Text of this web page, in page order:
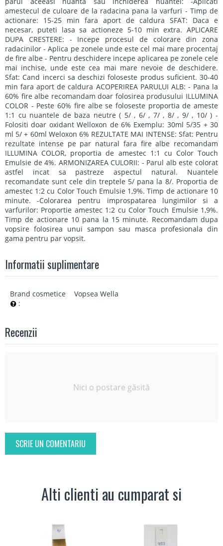
amestecul de culoare de la radacina pana la varfuri - Timp de
actionare: 15-25 min fara aport de caldura SFAT: Daca e
necesar, puteti lasa sa actioneze 5-10 min extra. APLICARE
DUPA CRESTERE: - Incepe procesul de colorare din zona
radacinilor - Aplica pe zonele unde este cel mai mare procentaj
de fire albe - Pentru deschidere incepe aplicarea pe zonele cele
mai inchise, unde este cea mai mare nevoie de deschidere.
Sfat: Cand incerci sa deschizi foloseste produs suficient. 30-40
min fara aport de caldura ACOPERIREA PARULUI ALB: - Pana la
60% fire albe recomandam doar folosirea produsului ILLUMINA
COLOR - Peste 60% fire albe se foloseste proportia de ameste
1:1 cu nuantele de baza neutre ( 5/ , 6/ , 7/ , 8/ , 9/ , 10/ ) -
Folositi doar oxidant Welloxon de 6% Exemplu: 30ml 5/35 + 30
ml 5/ + 60ml Weloxon 6% REZULTATE MAI INTENSE: Sfat: Pentru
rezultate intense pe par natural fara fire albe recomandam
ILLUMINA COLOR, proportia de amestec 1:1 cu Color Touch
Emulsie de 4%. ARMONIZAREA CULORII: - Parul alb este colorat
astfel incat sa pastreze aspectul natural. Nuantele
recomandate sunt cele din treptele 5/ pana la 8/. Proportia de
amestec 1:2 cu Color Touch Emulsie 1,9%. Timp de actionare 10
minute. -Colorarea pentru improspatarea lungimilor si a
varfurilor: Proportie amestec 1:2 cu Color Touch Emulsie 1,9%.
Timp de actionare 10 pana la 15 minute. Recomandam dupa
vopsire folosirea unui sampon sau masca profesionala din
gama pentru par vopsit.
Informatii suplimentare
Brand cosmetice
:
Vopsea Wella
Recenzii
Nici o postare găsită
SCRIE UN COMENTARIU
Alti clienti au cumparat si